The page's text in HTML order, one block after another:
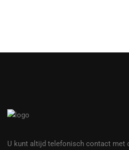
U kunt altijd telefonisch contact met